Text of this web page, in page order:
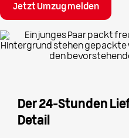
Jetzt Umzug melden
Der 24-Stunden
Detail